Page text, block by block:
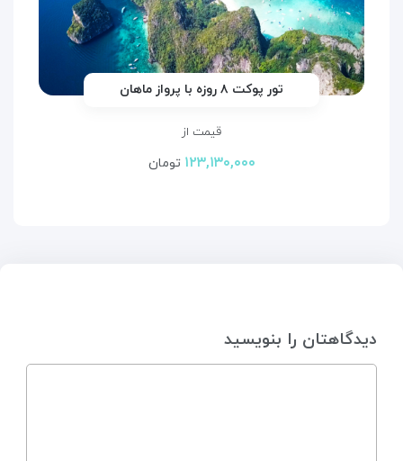
تور پوکت ۸ روزه با پرواز ماهان
قیمت از
۱۲۳,۱۳۰,۰۰۰ تومان
دیدگاهتان را بنویسید